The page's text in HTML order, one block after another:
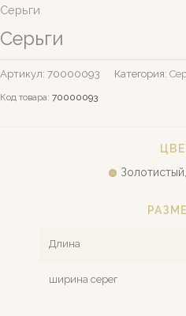
Серьги
Серьги
Артикул: 70000093 Категория:
Код товара: 70000093
Длина
ширина серег